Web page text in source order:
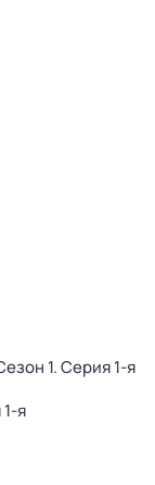
1. Серия 1-я
я